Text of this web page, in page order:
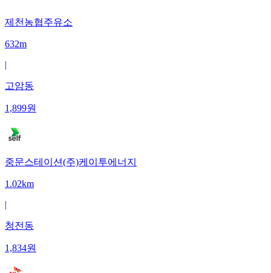
제천농협주유소
632m
|
고암동
1,899원
중문스테이션(주)케이투에너지
1.02km
|
청전동
1,834원